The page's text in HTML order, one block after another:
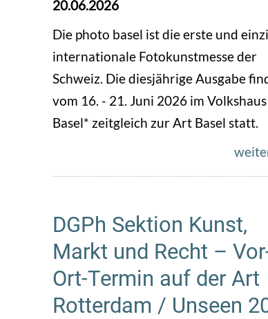
20.06.2026
Die photo basel ist die erste und
internationale Fotokunstmesse der
Schweiz. Die diesjährige Ausgabe
vom 16. - 21. Juni 2026 im Volkshaus
Basel* zeitgleich zur Art Basel statt.
DGPh Sektion Kunst,
Markt und Recht –
Ort-Termin auf der Art
Rotterdam / Unseen